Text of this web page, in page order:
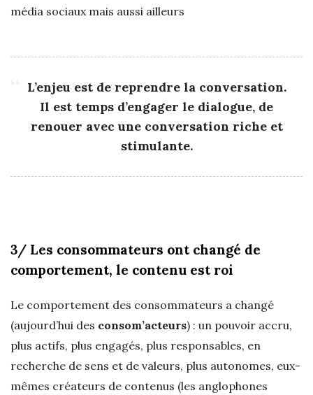
média sociaux mais aussi ailleurs
L’enjeu est de reprendre la conversation.
Il est temps d’engager le dialogue, de
renouer avec une conversation riche et
stimulante.
3/ Les consommateurs ont changé de
comportement, le contenu est roi
Le comportement des consommateurs a changé
(aujourd’hui des consom’acteurs) : un pouvoir accru,
plus actifs, plus engagés, plus responsables, en
recherche de sens et de valeurs, plus autonomes, eux-
mêmes créateurs de contenus (les anglophones